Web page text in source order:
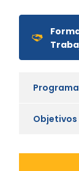
Objetivos